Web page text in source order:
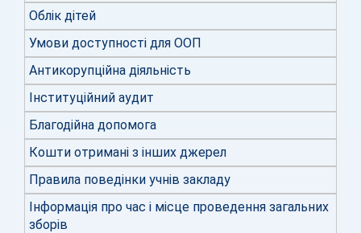
Облік дітей
Умови доступності для ООП
Антикорупційна діяльність
Інституційний аудит
Благодійна допомога
Кошти отримані з інших джерел
Правила поведінки учнів закладу
Інформація про час і місце проведення загальних
зборів